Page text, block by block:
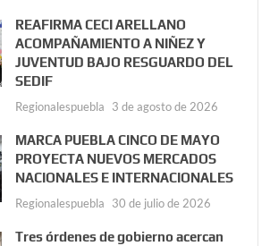
REAFIRMA CECI ARELLANO
ACOMPAÑAMIENTO A NIÑEZ Y
JUVENTUD BAJO RESGUARDO DEL
SEDIF
Regionalespuebla 3 de agosto de 2026
MARCA PUEBLA CINCO DE MAYO
PROYECTA NUEVOS MERCADOS
NACIONALES E INTERNACIONALES
Regionalespuebla 30 de julio de 2026
Tres órdenes de gobierno acercan